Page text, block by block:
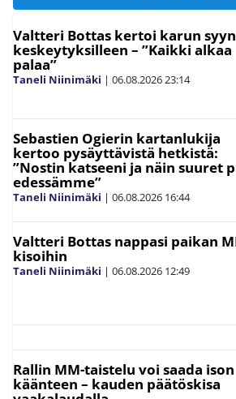
Valtteri Bottas kertoi karun syyn
keskeytyksilleen – ”Kaikki alkaa
palaa”
Taneli Niinimäki | 06.08.202623:14
Sebastien Ogierin kartanlukija
kertoo pysäyttävistä hetkistä:
”Nostin katseeni ja näin suuret
edessämme”
Taneli Niinimäki | 06.08.2026 16:44
Valtteri Bottas nappasi paikan
kisoihin
Taneli Niinimäki | 06.08.2026 12:49
Rallin MM-taistelu voi saada ison
käänteen – kauden päätöskisa